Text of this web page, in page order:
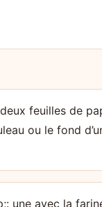
feuilles de
ou le fond
une avec la